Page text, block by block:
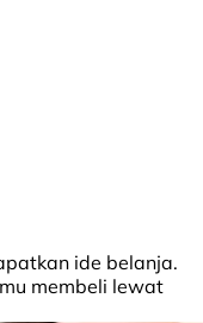
ide belanja.
membeli lewat